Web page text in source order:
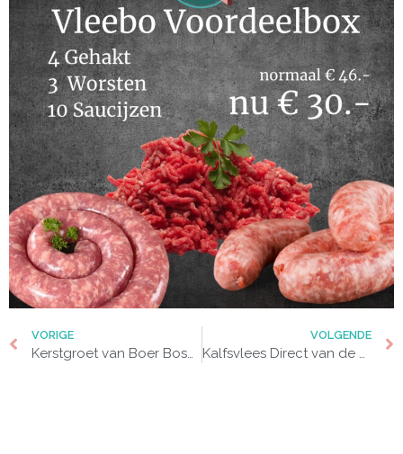
VORIGE
Kerstgroet van Boer Bosch & Vleebo: Een jaar van dankbaarheid en vooruitblik naar 2025
VOLGENDE
Kalfsvlees Direct van de Boer: Puur, Eerlijk en Ambachtelijk